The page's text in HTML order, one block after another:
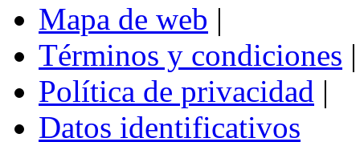
Mapa de web |
Términos y condiciones |
Política de privacidad |
Datos identificativos